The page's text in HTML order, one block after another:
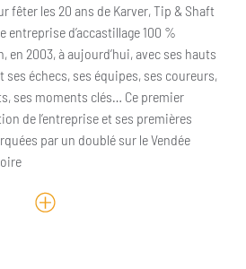
fêter les 20 ans de Karver, Tip & Shaft
entreprise d’accastillage 100 %
en 2003, à aujourd’hui, avec ses hauts
ses échecs, ses équipes, ses coureurs,
ses moments clés… Ce premier
de l’entreprise et ses premières
par un doublé sur le Vendée